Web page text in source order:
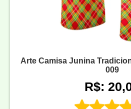
Arte Camisa Junina
009
R$: